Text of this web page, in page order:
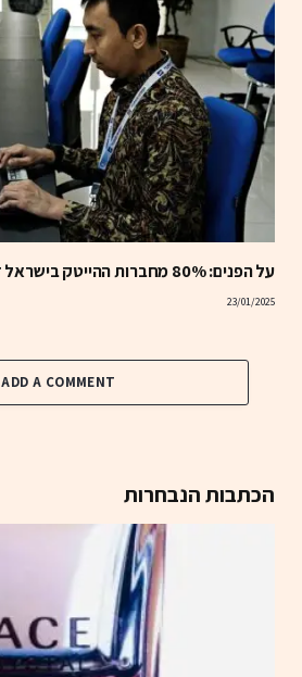
על הפנים: 80% מחברות ההייטק בישראל זקוקות לגיוס הון מיידי
23/01/2025
ADD A COMMENT
הכתבות הנבחרות